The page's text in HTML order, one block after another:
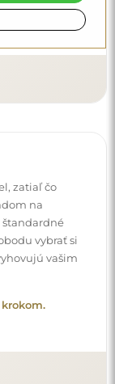
zatiaľ čo
na
vybrať si
vašim